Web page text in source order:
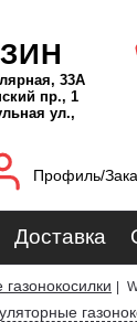
33А
пр., 1
ул.,
Профиль/
Доставка